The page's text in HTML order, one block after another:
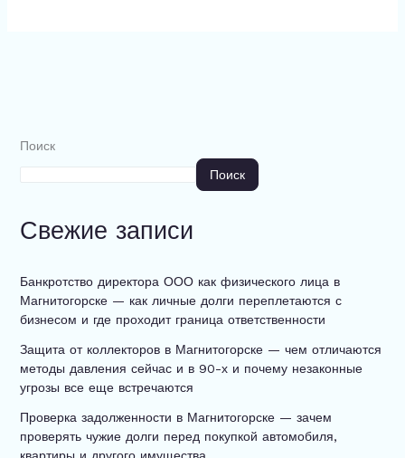
Поиск
Поиск
Свежие записи
Банкротство директора ООО как физического лица в
Магнитогорске — как личные долги переплетаются с
бизнесом и где проходит граница ответственности
Защита от коллекторов в Магнитогорске — чем отличаются
методы давления сейчас и в 90-х и почему незаконные
угрозы все еще встречаются
Проверка задолженности в Магнитогорске — зачем
проверять чужие долги перед покупкой автомобиля,